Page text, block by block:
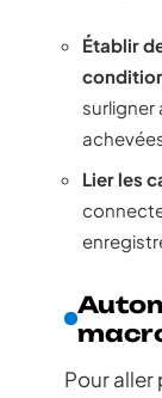
Établir
Lier les
Pour aller